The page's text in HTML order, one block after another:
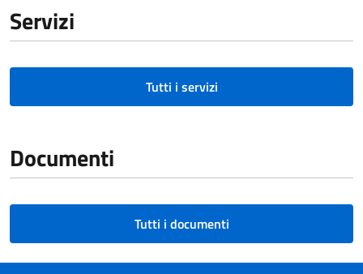
Servizi
Tutti i servizi
Documenti
Tutti i documenti